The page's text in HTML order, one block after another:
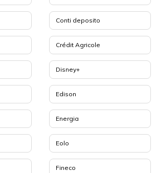
Conti deposito
Crédit Agricole
Disney+
Edison
Energia
Eolo
Fineco